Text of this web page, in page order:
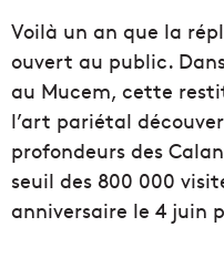
Voilà un an que la
ouvert au public.
au Mucem, cette
l’art pariétal
profondeurs des C
seuil des 800 000
anniversaire le 4 juin